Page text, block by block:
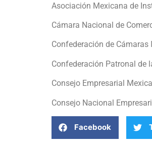
Asociación Mexicana de
Cámara Nacional de
Confederación de
Confederación Patronal de
Consejo Empresarial
Consejo Nacional
Facebook